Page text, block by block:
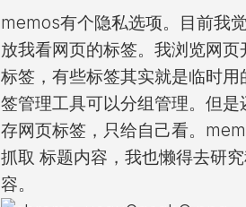
memos有个隐私选项。目前我
放我看网页的标签。我浏览网
标签，有些标签其实就是临时
签管理工具可以分组管理。但
存网页标签，只给自己看。
抓取 标题内容，我也懒得去研
容。